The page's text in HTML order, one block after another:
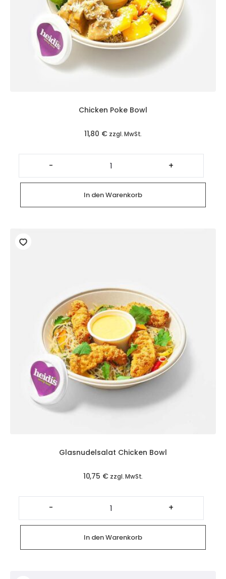
Chicken Poke Bowl
11,80 € zzgl. MwSt.
-
Chicken
Poke
Bowl
Menge
+
In den Warenkorb
Glasnudelsalat Chicken Bowl
10,75 € zzgl. MwSt.
-
Glasnudelsalat
Chicken
Bowl
Menge
+
In den Warenkorb